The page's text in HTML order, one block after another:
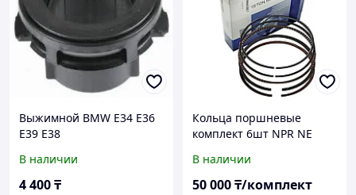
Выжимной BMW E34 E36
E39 E38
В наличии
4 400₸
Кольца поршневые
комплект 6шт NPR NE
M50.M52 размер
84.00mm STD 1.2*1.2*2.0
В наличии
50 000₸/комплект